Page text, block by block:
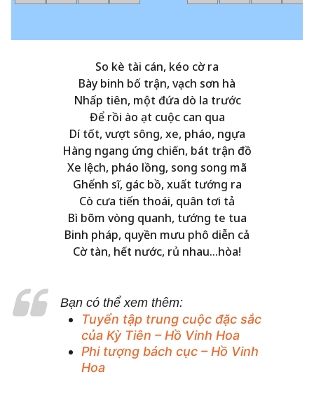
So kè tài cán, kéo cờ ra
Bày binh bố trận, vạch sơn hà
Nhấp tiên, một đứa dò la trước
Để rồi ào ạt cuộc can qua
Dí tốt, vượt sông, xe, pháo, ngựa
Hàng ngang ứng chiến, bát trận đồ
Xe lệch, pháo lồng, song song mã
Ghểnh sĩ, gác bồ, xuất tướng ra
Cò cưa tiến thoái, quân tơi tả
Bì bõm vòng quanh, tướng te tua
Binh pháp, quyền mưu phô diễn cả
Cờ tàn, hết nước, rủ nhau…hòa!
Bạn có thể xem thêm:
Tuyển tập trung cuộc đặc sắc
của Kỳ Tiên – Hồ Vinh Hoa
Phi tượng bách cục – Hồ Vinh
Hoa